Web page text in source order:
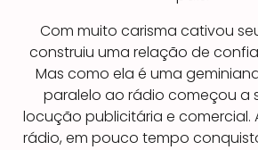
Com muito carisma cativou
construiu uma relação de
Mas como ela é uma
paralelo ao rádio começou a
locução publicitária e comercial.
rádio, em pouco tempo